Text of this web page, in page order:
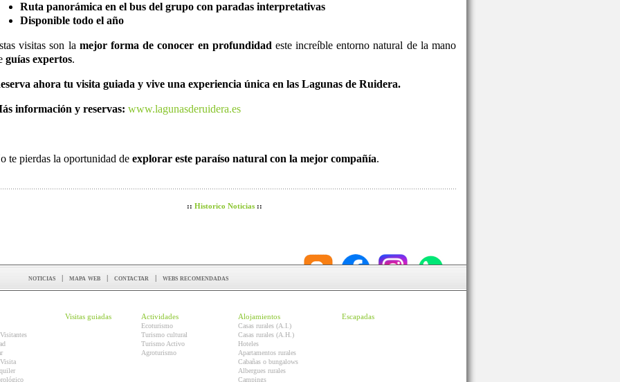
Ruta panorámica en el bus del grupo con paradas interpretativas
Disponible todo el año
visitas son la mejor forma de conocer en profundidad este increíble entorno natural de la mano
guías expertos.
ahora tu visita guiada y vive una experiencia única en las Lagunas de Ruidera.
información y reservas: www.lagunasderuidera.es
te pierdas la oportunidad de explorar este paraíso natural con la mejor compañía.
:: Historico Noticias::
noticias | mapa web | contactar | webs recomendadas
Visitas guiadas Actividades
Ecoturismo
Turismo cultural
Turismo Activo
Agroturismo
Alojamientos
Casas rurales (A.I.)
Casas rurales (A.H.)
Hoteles
Apartamentos rurales
Cabañas o bungalows
Albergues rurales
Campings
Escapadas